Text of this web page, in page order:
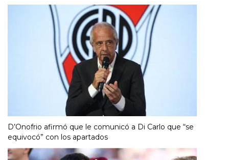
D’Onofrio afirmó que le comunicó a Di Carlo que “se
equivocó” con los apartados